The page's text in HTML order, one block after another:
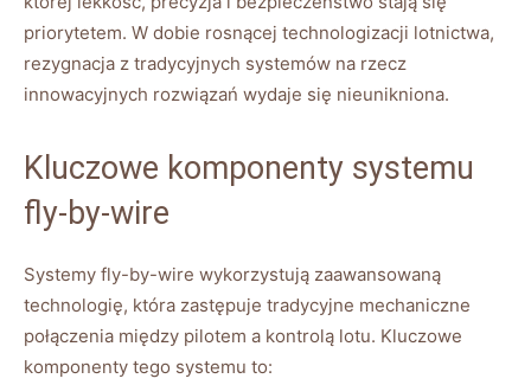
priorytetem. W ⁣dobie rosnącej technologizacji lotnictwa,⁣
rezygnacja z tradycyjnych systemów na rzecz
innowacyjnych​ rozwiązań ⁢wydaje się nieunikniona.
Kluczowe komponenty systemu ​
fly-by-wire
Systemy fly-by-wire wykorzystują zaawansowaną
technologię, która ⁤zastępuje tradycyjne mechaniczne
połączenia między⁣ pilotem ​a kontrolą lotu. Kluczowe
komponenty ⁤tego systemu to: